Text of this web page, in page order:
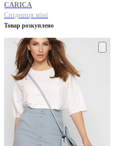
CARICA
Спідниця міні
Товар розкуплено